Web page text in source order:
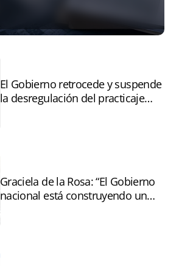
El Gobierno retrocede y suspende
la desregulación del practicaje
Graciela de la Rosa: “El Gobierno
nacional está construyendo un